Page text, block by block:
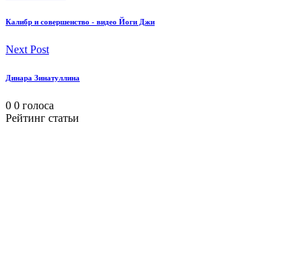
Калибр и совершенство - видео Йоги Джи
Next Post
Динара Зинатуллина
0 0 голоса
Рейтинг статьи